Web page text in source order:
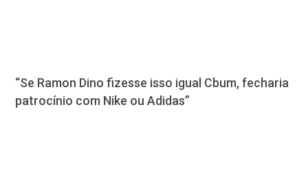
“Se Ramon Dino fizesse isso igual Cbum, fecharia
patrocínio com Nike ou Adidas”